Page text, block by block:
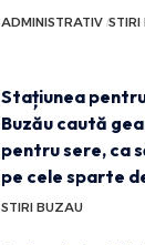
ADMINISTRATIV STIRI
Stațiunea
Buzău caută
pentru sere, ca
pe cele sparte
STIRI BUZAU